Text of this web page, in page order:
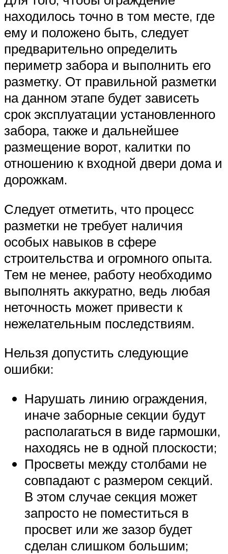
находилось точно в том месте, где
ему и положено быть, следует
предварительно определить
периметр забора и выполнить его
разметку. От правильной разметки
на данном этапе будет зависеть
срок эксплуатации установленного
забора, также и дальнейшее
размещение ворот, калитки по
отношению к входной двери дома и
дорожкам.
Следует отметить, что процесс
разметки не требует наличия
особых навыков в сфере
строительства и огромного опыта.
Тем не менее, работу необходимо
выполнять аккуратно, ведь любая
неточность может привести к
нежелательным последствиям.
Нельзя допустить следующие
ошибки:
Нарушать линию ограждения,
иначе заборные секции будут
располагаться в виде гармошки,
находясь не в одной плоскости;
Просветы между столбами не
совпадают с размером секций.
В этом случае секция может
запросто не поместиться в
просвет или же зазор будет
сделан слишком большим;